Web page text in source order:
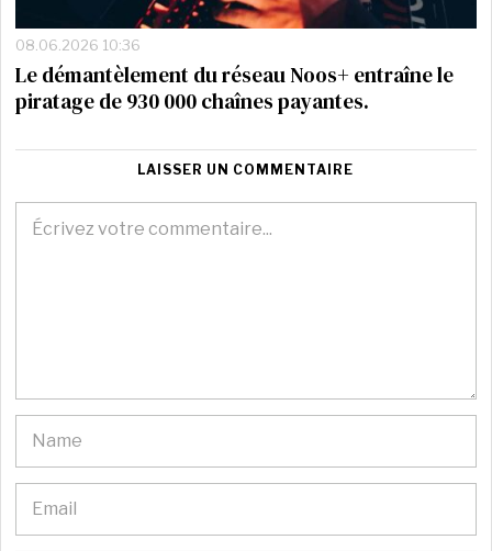
08.06.2026 10:36
Le démantèlement du réseau Noos+ entraîne le
piratage de 930 000 chaînes payantes.
LAISSER UN COMMENTAIRE